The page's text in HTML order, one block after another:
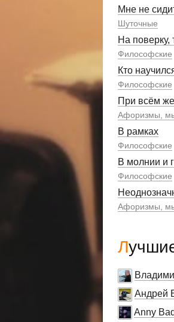
Мне не
Шуточные
На
Философские
Кто
Философские
При всём
Афоризмы,
В рамках
Философские
В молнии и
Философские
Афоризмы,
Андрей
Anny Bad